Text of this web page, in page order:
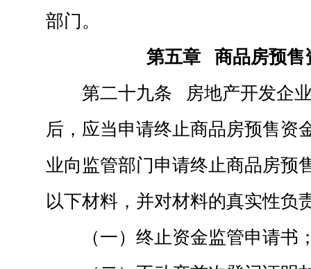
部门。
第五章 商品房预售
第二十九条 房地产开发企
后，应当申请终止商品房预售资
业向监管部门申请终止商品房预
以下材料，并对材料的真实性负
（一）终止资金监管申请书